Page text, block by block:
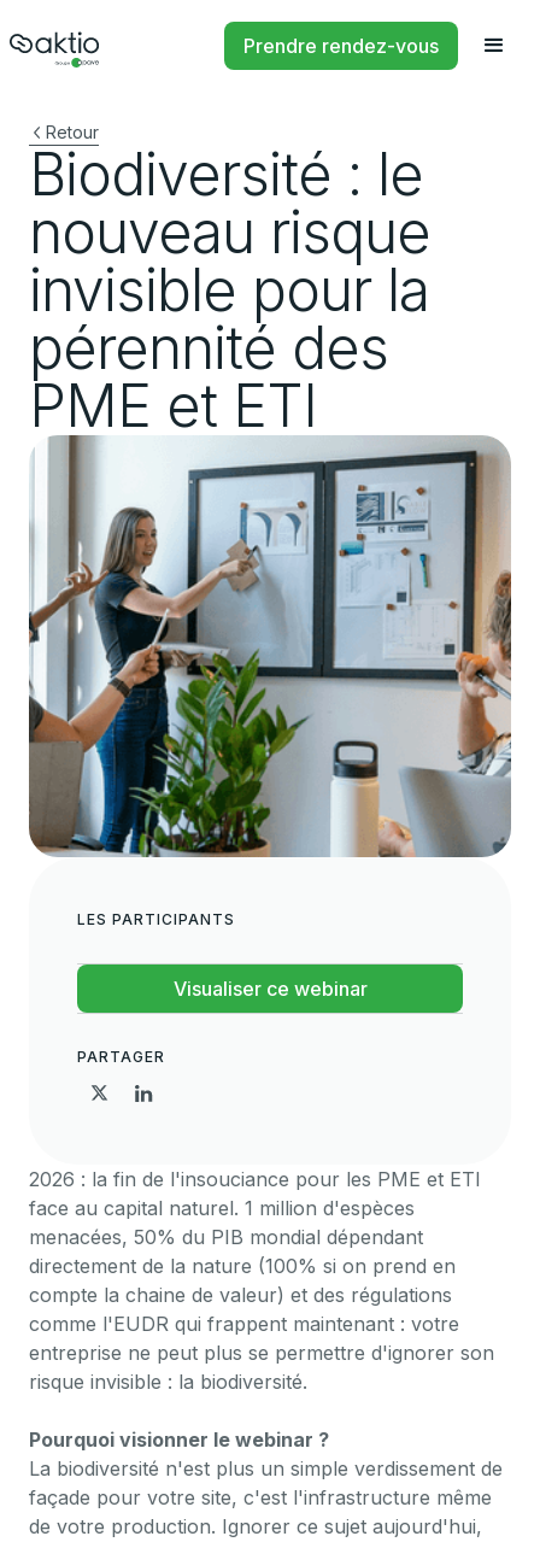
Prendre rendez-vous
Retour
Biodiversité : le
nouveau risque
invisible pour la
pérennité des
PME et ETI
LES PARTICIPANTS
Visualiser ce webinar
PARTAGER
2026 : la fin de l'insouciance pour les PME et ETI
face au capital naturel. 1 million d'espèces
menacées, 50% du PIB mondial dépendant
directement de la nature (100% si on prend en
compte la chaine de valeur) et des régulations
comme l'EUDR qui frappent maintenant : votre
entreprise ne peut plus se permettre d'ignorer son
risque invisible : la biodiversité.
Pourquoi visionner le webinar ?
La biodiversité n'est plus un simple verdissement de
façade pour votre site, c'est l'infrastructure même
de votre production. Ignorer ce sujet aujourd'hui,